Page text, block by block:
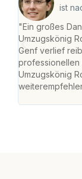
ist
"Ein großes
Umzugskönig
Genf verlief
professionellen
Umzugskönig